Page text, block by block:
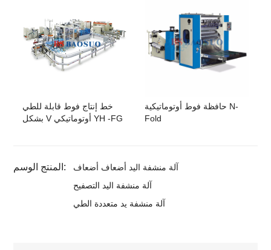
خط إنتاج فوط قابلة للطي
بشكل V أوتوماتيكي YH -FG
حافظة فوط أوتوماتيكية N-
Fold
المنتج الوسم:
آلة منشفة اليد أضعاف أضعاف
آلة منشفة اليد التصفيح
آلة منشفة يد متعددة الطي